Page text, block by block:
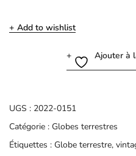
Add to wishlist
Ajouter à
UGS : 2022-0151
Catégorie : Globes terrestres
Étiquettes : Globe terrestre,